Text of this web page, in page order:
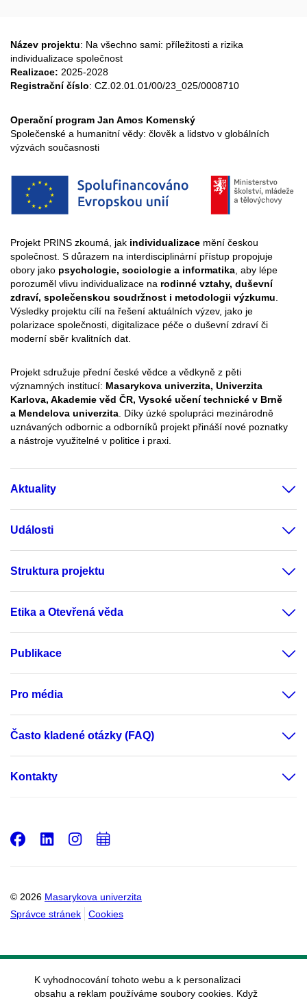
Název projektu: Na všechno sami: příležitosti a rizika
individualizace společnost
Realizace: 2025-2028
Registrační číslo: CZ.02.01.01/00/23_025/0008710
Operační program Jan Amos Komenský
Společenské a humanitní vědy: člověk a lidstvo v globálních
výzvách současnosti
Projekt PRINS zkoumá, jak individualizace mění českou
společnost. S důrazem na interdisciplinární přístup propojuje
obory jako psychologie, sociologie a informatika , aby lépe
porozuměl vlivu individualizace na rodinné vztahy, duševní
zdraví, společenskou soudržnost i metodologii výzkumu
Výsledky projektu cílí na řešení aktuálních výzev, jako je
polarizace společnosti, digitalizace péče o duševní zdraví či
moderní sběr kvalitních dat.
Projekt sdružuje přední české vědce a vědkyně z pěti
významných institucí: Masarykova univerzita, Univerzita
Karlova, Akademie věd ČR, Vysoké učení technické v Brně
a Mendelova univerzita. Díky úzké spolupráci mezinárodně
uznávaných odbornic a odborníků projekt přináší nové poznatky
a nástroje využitelné v politice i praxi.
Aktuality
Události
Struktura projektu
Etika a Otevřená věda
Publikace
Pro média
Často kladené otázky (FAQ)
Kontakty
© 2026 Masarykova univerzita
Správce stránek
Cookies
Facebook
LinkedIn
Instagram
Přidat
K vyhodnocování tohoto webu a k personalizaci
obsahu a reklam používáme soubory cookies. Když